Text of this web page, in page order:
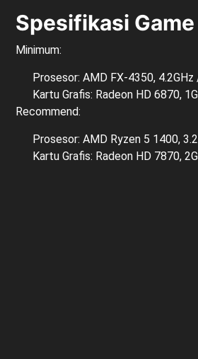
Spesifikasi Game
Minimum:
Prosesor: AMD FX-4350,
Kartu Grafis: Radeon HD 6870,
Recommend:
Prosesor: AMD Ryzen 5 1400,
Kartu Grafis: Radeon HD 7870,